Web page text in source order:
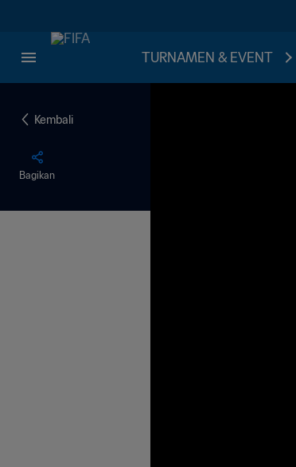
TURNAMEN & EVENT
Kembali
Bagikan